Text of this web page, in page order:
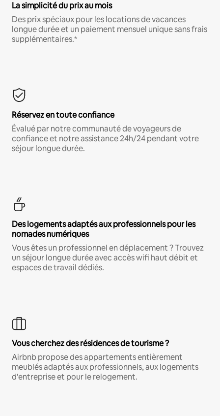
La simplicité du prix au mois
Des prix spéciaux pour les locations de vacances
longue durée et un paiement mensuel unique sans frais
supplémentaires.*
Réservez en toute confiance
Évalué par notre communauté de voyageurs de
confiance et notre assistance 24h/24 pendant votre
séjour longue durée.
Des logements adaptés aux professionnels pour les
nomades numériques
Vous êtes un professionnel en déplacement ? Trouvez
un séjour longue durée avec accès wifi haut débit et
espaces de travail dédiés.
Vous cherchez des résidences de tourisme ?
Airbnb propose des appartements entièrement
meublés adaptés aux professionnels, aux logements
d'entreprise et pour le relogement.